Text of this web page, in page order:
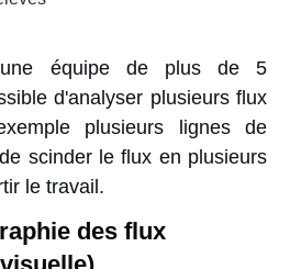
équipe de plus de 5
d'analyser plusieurs flux
plusieurs lignes de
scinder le flux en plusieurs
le travail.
des flux